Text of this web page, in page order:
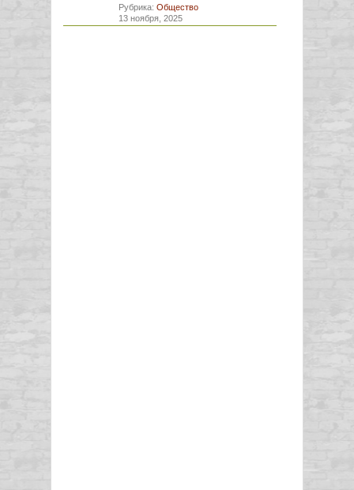
Рубрика: Общество
13 ноября, 2025